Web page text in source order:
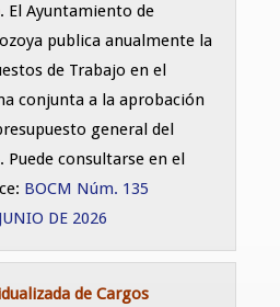
. El Ayuntamiento de
publica anualmente la
de Trabajo en el
conjunta a la aprobación
general del
consultarse en el
BOCM Núm. 135
DE 2026
de Cargos